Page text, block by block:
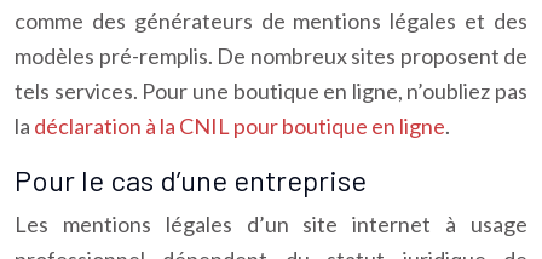
comme des générateurs de mentions légales et des
modèles pré-remplis. De nombreux sites proposent de
tels services. Pour une boutique en ligne, n’oubliez pas
la déclaration à la CNIL pour boutique en ligne.
Pour le cas d’une entreprise
Les mentions légales d’un site internet à usage